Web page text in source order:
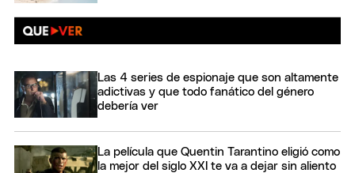
Las 4 series de espionaje que son altamente
adictivas y que todo fanático del género
debería ver
La película que Quentin Tarantino eligió como
la mejor del siglo XXI te va a dejar sin aliento